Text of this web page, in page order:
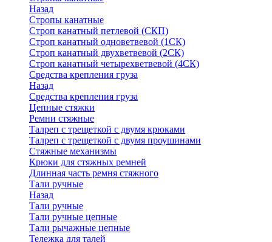
Назад
Стропы канатные
Строп канатный петлевой (СКП)
Строп канатный одноветвевой (1СК)
Строп канатный двухветвевой (2СК)
Строп канатный четырехветвевой (4СК)
Средства крепления груза
Назад
Средства крепления груза
Цепные стяжки
Ремни стяжные
Талреп с трещеткой с двумя крюками
Талреп с трещеткой с двумя проушинами
Стяжные механизмы
Крюки для стяжных ремней
Длинная часть ремня стяжного
Тали ручные
Назад
Тали ручные
Тали ручные цепные
Тали рычажные цепные
Тележка для талей